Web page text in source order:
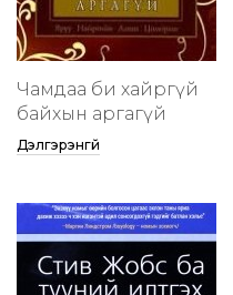
Чамдаа би хайргүй
байхын аргагүй
Дэлгэрэнгүй